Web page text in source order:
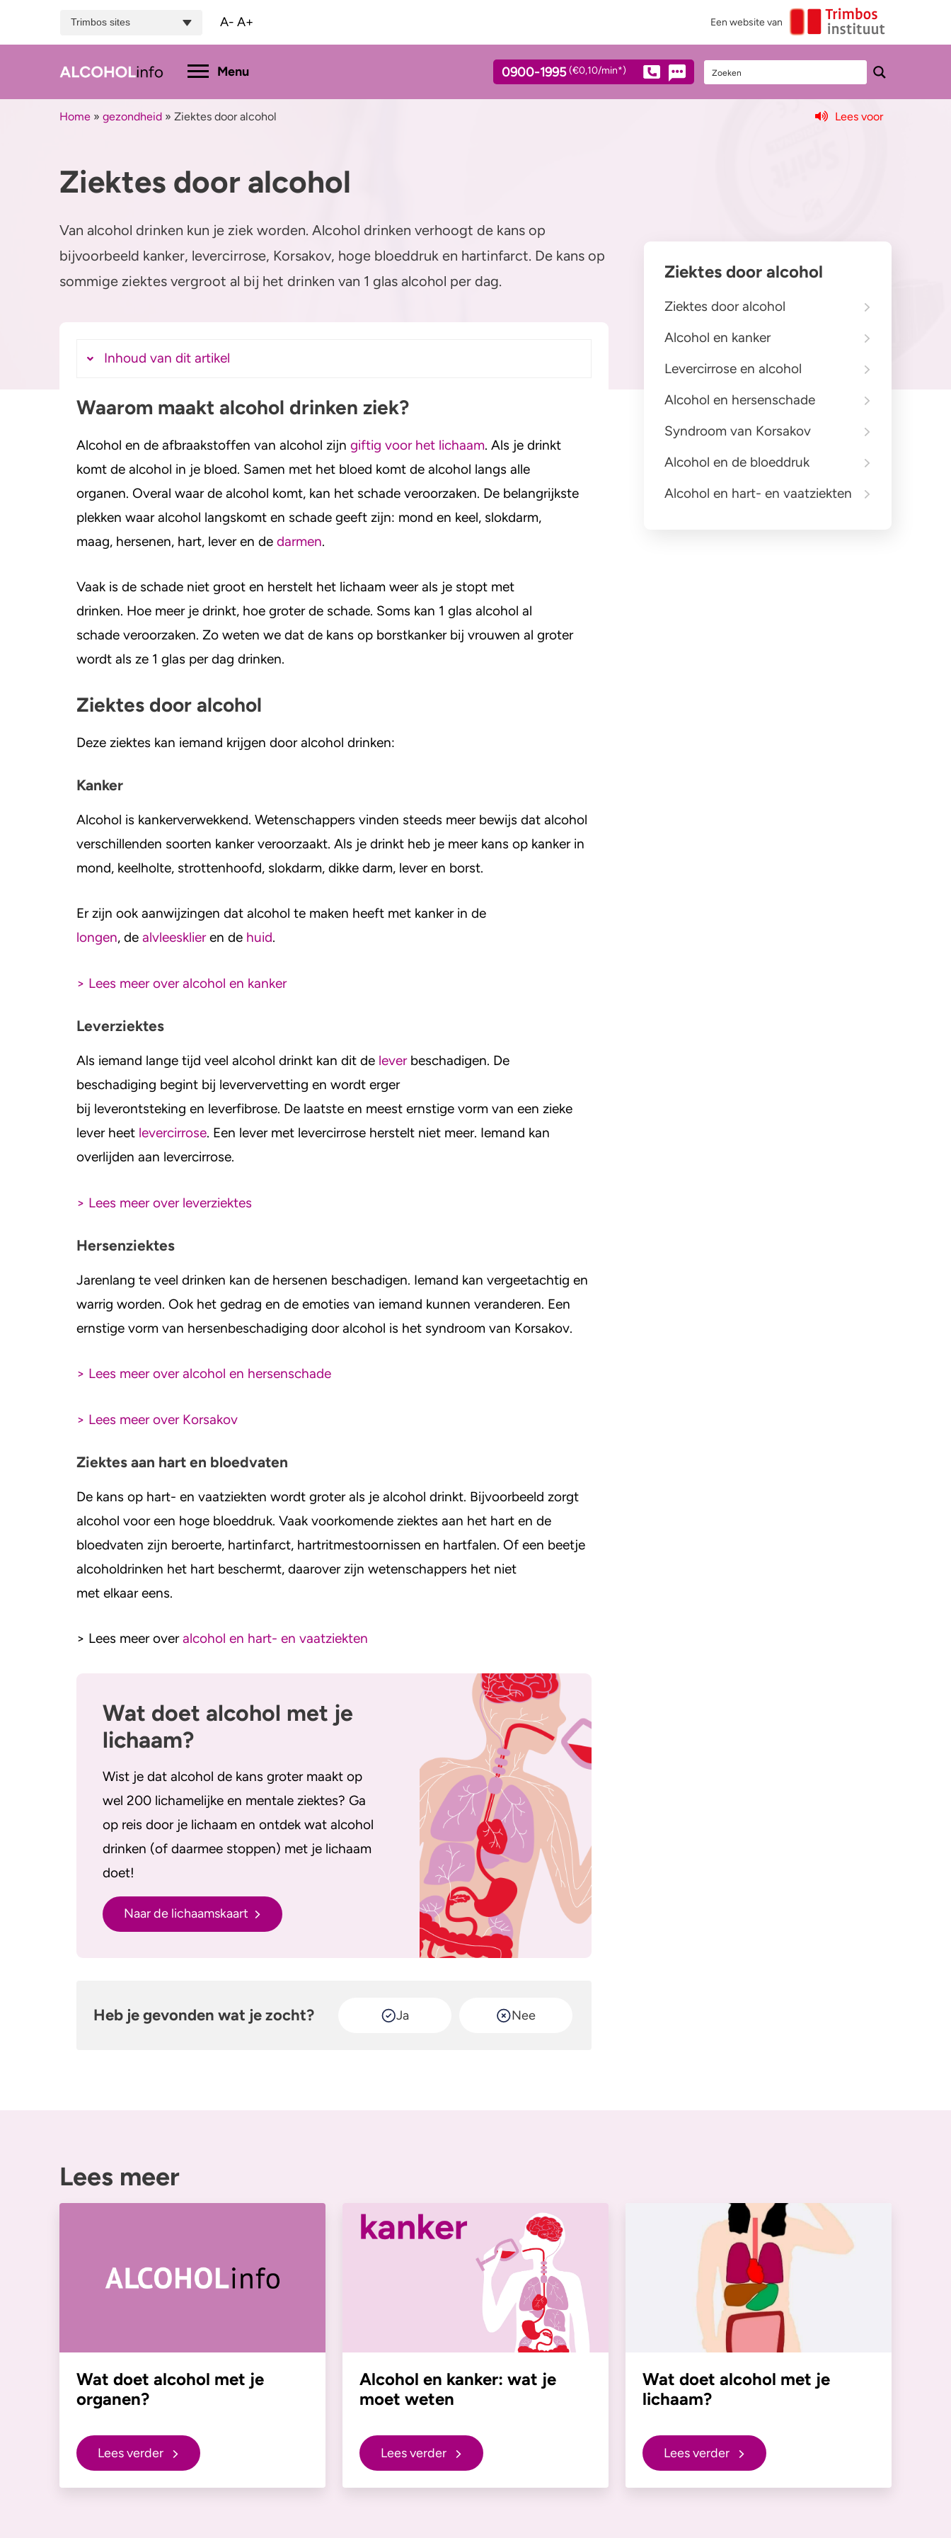
Trimbos sites A- A+ Een website van
MenuHoofdmenu 0900-1995 (€0,10/min*)
Feiten & tips
Bezorgd om iemand
Gezondheid
Kinderwens & zwangerschap
Verkeer
Wet
Test je drinkgedrag Wat drink jij?
Alcohol en opvoeden
Feiten en Fabels
Home » gezondheid » Ziektes door alcohol Lees voor
Ziektes door alcohol
Van alcohol drinken kun je ziek worden. Alcohol drinken verhoogt de kans op
bijvoorbeeld kanker, levercirrose, Korsakov, hoge bloeddruk en hartinfarct. De kans op
sommige ziektes vergroot al bij het drinken van 1 glas alcohol per dag.
Ziektes door alcohol
Ziektes door alcohol
Alcohol en kanker
Levercirrose en alcohol
Alcohol en hersenschade
Syndroom van Korsakov
Alcohol en de bloeddruk
Alcohol en hart- en vaatziekten
Inhoud van dit artikel
Waarom maakt alcohol drinken ziek?
Leverziektes
Ziektes aan hart en bloedvaten
Waarom maakt alcohol drinken ziek?
Alcohol en de afbraakstoffen van alcohol zijn giftig voor het lichaam. Als je drinkt
komt de alcohol in je bloed. Samen met het bloed komt de alcohol langs alle
organen. Overal waar de alcohol komt, kan het schade veroorzaken. De belangrijkste
plekken waar alcohol langskomt en schade geeft zijn: mond en keel, slokdarm,
maag, hersenen, hart, lever en de darmen.
Vaak is de schade niet groot en herstelt het lichaam weer als je stopt met
drinken. Hoe meer je drinkt, hoe groter de schade. Soms kan 1 glas alcohol al
schade veroorzaken. Zo weten we dat de kans op borstkanker bij vrouwen al groter
wordt als ze 1 glas per dag drinken.
Ziektes door alcohol
Deze ziektes kan iemand krijgen door alcohol drinken:
Kanker
Alcohol is kankerverwekkend. Wetenschappers vinden steeds meer bewijs dat alcohol
verschillenden soorten kanker veroorzaakt. Als je drinkt heb je meer kans op kanker in
mond, keelholte, strottenhoofd, slokdarm, dikke darm, lever en borst.
Er zijn ook aanwijzingen dat alcohol te maken heeft met kanker in de
longen, de alvleesklieren de huid.
> Lees meer over alcohol en kanker
Leverziektes
Als iemand lange tijd veel alcohol drinkt kan dit de leverbeschadigen. De
beschadiging begint bij leververvetting en wordt erger
bij leverontsteking en leverfibrose. De laatste en meest ernstige vorm van een zieke
lever heet levercirrose. Een lever met levercirrose herstelt niet meer. Iemand kan
overlijden aan levercirrose.
> Lees meer over leverziektes
Hersenziektes
Jarenlang te veel drinken kan de hersenen beschadigen. Iemand kan vergeetachtig en
warrig worden. Ook het gedrag en de emoties van iemand kunnen veranderen. Een
ernstige vorm van hersenbeschadiging door alcohol is het syndroom van Korsakov.
> Lees meer over alcohol en hersenschade
> Lees meer over Korsakov
Ziektes aan hart en bloedvaten
De kans op hart- en vaatziekten wordt groter als je alcohol drinkt. Bijvoorbeeld zorgt
alcohol voor een hoge bloeddruk. Vaak voorkomende ziektes aan het hart en de
bloedvaten zijn beroerte, hartinfarct, hartritmestoornissen en hartfalen. Of een beetje
alcoholdrinken het hart beschermt, daarover zijn wetenschappers het niet
met elkaar eens.
> Lees meer overalcohol en hart- en vaatziekten
Wat doet alcohol met je
lichaam?
Wist je dat alcohol de kans groter maakt op
wel 200 lichamelijke en mentale ziektes? Ga
op reis door je lichaam en ontdek wat alcohol
drinken (of daarmee stoppen) met je lichaam
doet!
Naar de lichaamskaart
Heb je gevonden wat je zocht? Ja Nee
Lees meer
Wat doet alcohol met je
organen?
Lees verder
Alcohol en kanker: wat je
moet weten
Lees verder
Wat doet alcohol met je
lichaam?
Lees verder